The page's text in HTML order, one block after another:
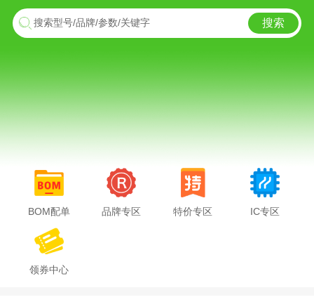
搜索型号/品牌/参数/关键字 搜索
BOM配单 品牌专区 特价专区 IC专区
领券中心